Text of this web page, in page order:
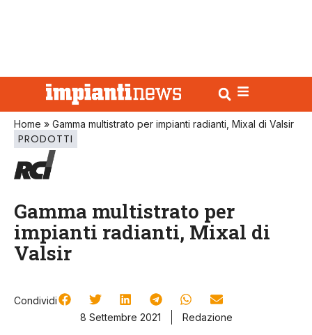
Home » Gamma multistrato per impianti radianti, Mixal di Valsir
PRODOTTI
Gamma multistrato per
impianti radianti, Mixal di
Valsir
Condividi
8 Settembre 2021
Redazione